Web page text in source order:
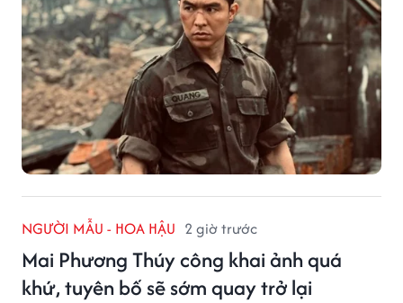
NGƯỜI MẪU - HOA HẬU 2 giờ trước
Mai Phương Thúy công khai ảnh quá
khứ, tuyên bố sẽ sớm quay trở lại